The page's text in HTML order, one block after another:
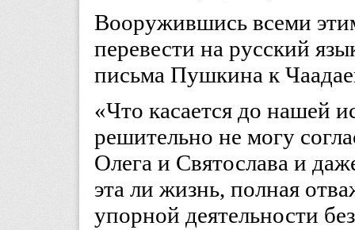
Вооружившись всеми
перевести на русский
письма Пушкина к
«Что касается до нашей
решительно не могу
Олега и Святослава и
эта ли жизнь, полная
упорной деятельности